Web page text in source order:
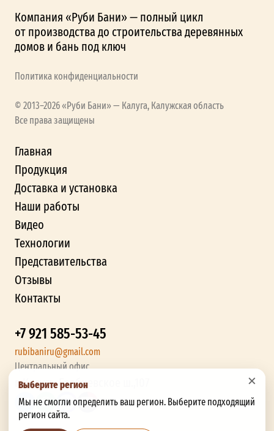
×
Выберите регион
Мы не смогли определить ваш регион. Выберите подходящий
регион сайта.
Компания «Руби Бани» — полный цикл
от производства до строительства деревянных
домов и бань под ключ
Политика конфиденциальности
© 2013–2026 «Руби Бани» — Калуга, Калужская область
Все права защищены
Главная
Продукция
Доставка и установка
Наши работы
Видео
Технологии
Представительства
Отзывы
Контакты
+7 921 585-53-45
rubibaniru@gmail.com
Центральный офис
г. Калуга, Грабцевское ш.,107